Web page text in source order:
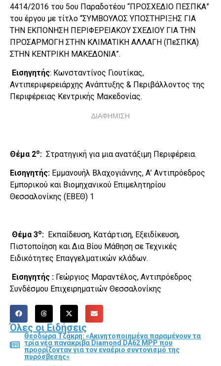
4414/2016 του 5ου Παραδοτέου “ΠΡΟΣΧΕΔΙΟ ΠΕΣΠΚΑ”
του έργου με τίτλο “ΣΥΜΒΟΥΛΟΣ ΥΠΟΣΤΗΡΙΞΗΣ ΓΙΑ
ΤΗΝ ΕΚΠΟΝΗΣΗ ΠΕΡΙΦΕΡΕΙΑΚΟΥ ΣΧΕΔΙΟΥ ΓΙΑ ΤΗΝ
ΠΡΟΣΑΡΜΟΓΗ ΣΤΗΝ ΚΛΙΜΑΤΙΚΗ ΑΛΛΑΓΗ (ΠεΣΠΚΑ)
ΣΤΗΝ ΚΕΝΤΡΙΚΗ ΜΑΚΕΔΟΝΙΑ”.
Εισηγητής: Κωνσταντίνος Γιουτίκας,
Αντιπεριφερειάρχης Ανάπτυξης & Περιβάλλοντος της
Περιφέρειας Κεντρικής Μακεδονίας.
ΔΙΑΦΗΜΙΣΗ
Θέμα 2ο: Στρατηγική για μια ανατάξιμη Περιφέρεια.
Εισηγητής: Εμμανουήλ Βλαχογιάννης, Α’ Αντιπρόεδρος
Εμπορικού και Βιομηχανικού Επιμελητηρίου
Θεσσαλονίκης (ΕΒΕΘ) 1
Θέμα 3ο: Εκπαίδευση, Κατάρτιση, Εξειδίκευση,
Πιστοποίηση και Δια Βίου Μάθηση σε Τεχνικές
Ειδικότητες Επαγγελματικών κλάδων.
Εισηγητής : Γεώργιος Μαραντέλος, Αντιπρόεδρος
Συνδέσμου Επιχειρηματιών Θεσσαλονίκης
Όλες οι Ειδήσεις
Θεοδώρα Τζάκρη: «Ακινητοποιημένα παραμένουν τα
τρία νέα πανάκριβα Diamond DA62 MPP που
προορίζονταν για τον εναέριο συντονισμό της
πυρόσβεσης»